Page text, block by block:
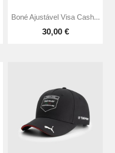
Boné Ajustável Visa Cash...
30,00 €